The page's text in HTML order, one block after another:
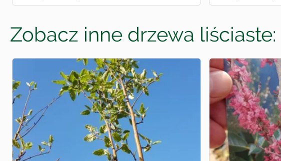
Zobacz inne drzewa liściaste: